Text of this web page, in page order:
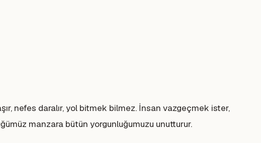
nefes daralır, yol bitmek bilmez. İnsan vazgeçmek ister,
manzara bütün yorgunluğumuzu unutturur.